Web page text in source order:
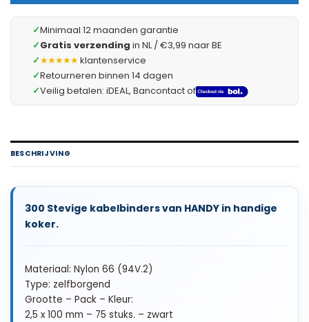
✓Minimaal 12 maanden garantie
✓Gratis verzending in NL / €3,99 naar BE
✓★★★★★klantenservice
✓Retourneren binnen 14 dagen
✓Veilig betalen: iDEAL, Bancontact of
BESCHRIJVING
300 Stevige kabelbinders van HANDY in handige
koker.
Materiaal: Nylon 66 (94V.2)
Type: zelfborgend
Grootte – Pack – Kleur:
2,5 x 100 mm – 75 stuks. – zwart